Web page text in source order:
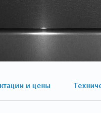
и цены